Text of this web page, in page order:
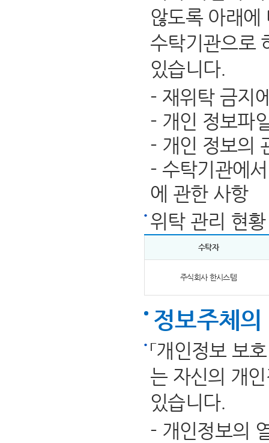
않도록 아래에
수탁기관으로
있습니다.
- 재위탁 금지
- 개인 정보파
- 개인 정보의
- 수탁기관에
에 관한 사항
위탁 관리 현황
수탁자
주식회사 한시스템
정보주체의
「개인정보 보
는 자신의 개
있습니다.
- 개인정보의